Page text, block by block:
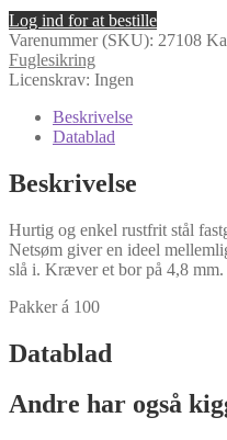
Log ind for at bestille
Varenummer (SKU): 27108
Fuglesikring
Licenskrav: Ingen
Beskrivelse
Datablad
Beskrivelse
Hurtig og enkel rustfrit stål
Netsøm giver en ideel
slå i. Kræver et bor på 4,8 mm.
Pakker á 100
Datablad
Andre har også